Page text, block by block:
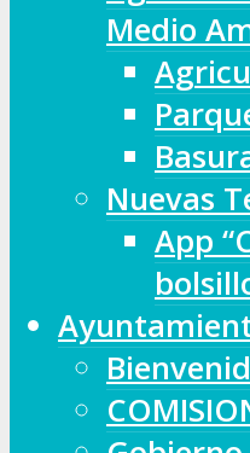
Medio
Nuevas
App